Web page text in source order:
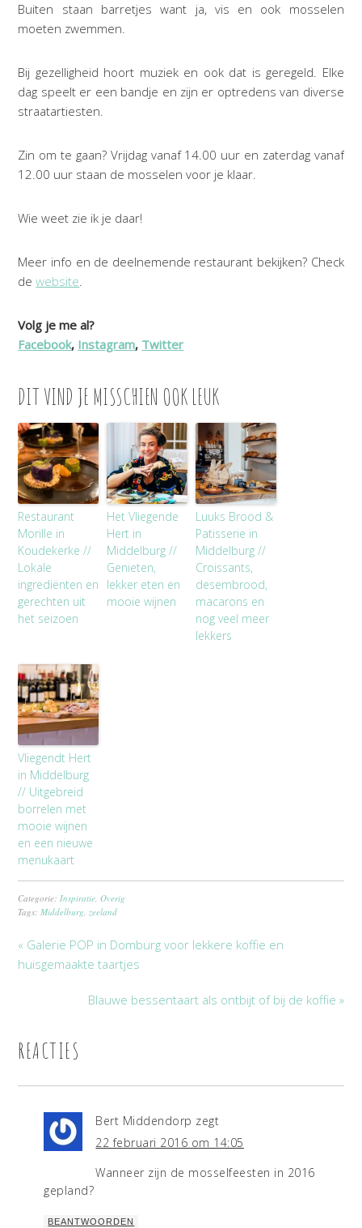
Buiten staan barretjes want ja, vis en ook mosselen
moeten zwemmen.
Bij gezelligheid hoort muziek en ook dat is geregeld. Elke
dag speelt er een bandje en zijn er optredens van diverse
straatartiesten.
Zin om te gaan? Vrijdag vanaf 14.00 uur en zaterdag vanaf
12.00 uur staan de mosselen voor je klaar.
Wie weet zie ik je daar!
Meer info en de deelnemende restaurant bekijken? Check
dewebsite.
Volg je me al?
Facebook, Instagram, Twitter
DIT VIND JE MISSCHIEN OOK LEUK
Restaurant
Morille in
Koudekerke //
Lokale
ingrediënten en
gerechten uit
het seizoen
Het Vliegende
Hert in
Middelburg //
Genieten,
lekker eten en
mooie wijnen
Luuks Brood &
Patisserie in
Middelburg //
Croissants,
desembrood,
macarons en
nog veel meer
lekkers
Vliegendt Hert
in Middelburg
// Uitgebreid
borrelen met
mooie wijnen
en een nieuwe
menukaart
Categorie:Inspiratie,Overig
Tags:Middelburg,zeeland
« Galerie POP in Domburg voor lekkere koffie en
huisgemaakte taartjes
Blauwe bessentaart als ontbijt of bij de koffie »
REACTIES
Bert Middendorp zegt
22 februari 2016 om 14:05
Wanneer zijn de mosselfeesten in 2016
gepland?
BEANTWOORDEN